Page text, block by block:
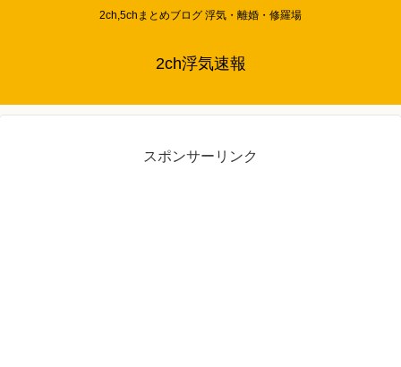
2ch,5chまとめブログ 浮気・離婚・修羅場
2ch浮気速報
スポンサーリンク